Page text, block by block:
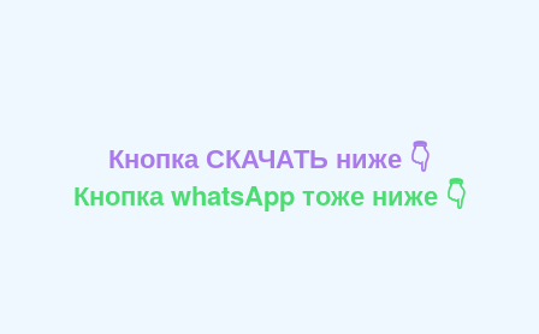
Кнопка СКАЧАТЬ ниже 👇
Кнопка whatsApp тоже ниже 👇